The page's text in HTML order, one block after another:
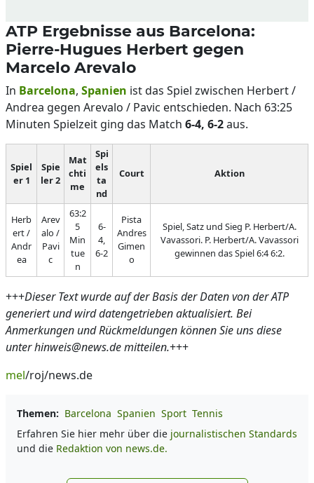
ATP Ergebnisse aus Barcelona:
Pierre-Hugues Herbert gegen
Marcelo Arevalo
In Barcelona, Spanien ist das Spiel zwischen Herbert /
Andrea gegen Arevalo / Pavic entschieden. Nach 63:25
Minuten Spielzeit ging das Match 6-4, 6-2aus.
Spiel
er 1
Spie
ler 2
Mat
chti
me
Spi
els
ta
nd
Court Aktion
Herb
ert /
Andr
ea
Arev
alo /
Pavi
c
63:2
5
Min
tue
n
6-
4,
6-2
Pista
Andres
Gimen
o
Spiel, Satz und Sieg P. Herbert/A.
Vavassori. P. Herbert/A. Vavassori
gewinnen das Spiel 6:4 6:2.
+++Dieser Text wurde auf der Basis der Daten von der ATP
generiert und wird datengetrieben aktualisiert. Bei
Anmerkungen und Rückmeldungen können Sie uns diese
unter hinweis@news.de mitteilen.+++
mel/roj/news.de
Themen: Barcelona Spanien Sport Tennis
Erfahren Sie hier mehr über die journalistischen Standards
und die Redaktion von news.de.